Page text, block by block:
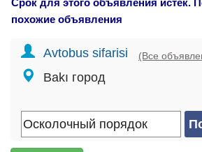
похожие объявления
Avtobus sifarisi (Все
Bakı город